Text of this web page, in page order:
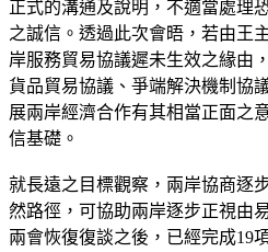
正式的溝通及說明，不適當處理
之誠信。透過此次會晤，若由王
岸服務貿易協議遲未生效之緣由
貨品貿易協議、爭端解決機制協
展兩岸經濟合作有其相當正面之
信基礎。
就長遠之目標觀察，兩岸協商逐
然路徑，可協助兩岸逐步正視由
兩會恢復復談之後，已經完成19